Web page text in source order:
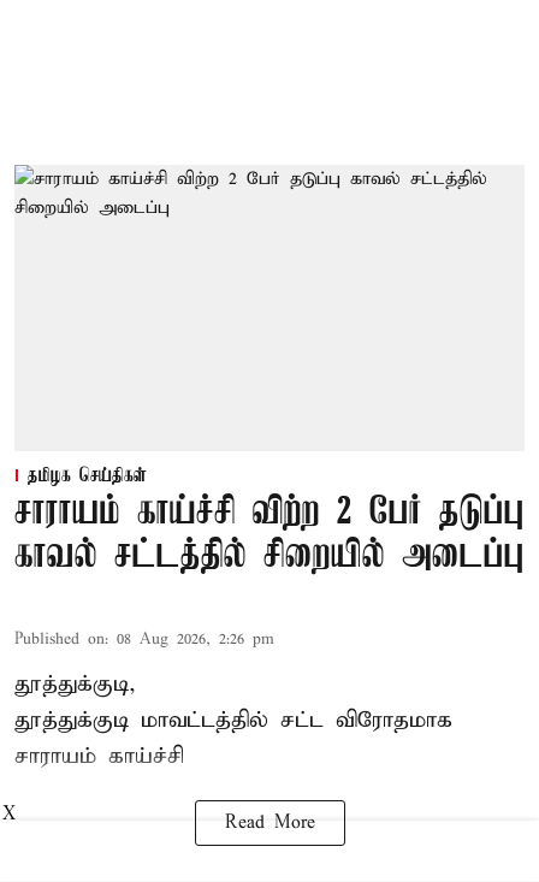
தமிழக செய்திகள்
சாராயம் காய்ச்சி விற்ற 2 பேர் தடுப்பு
காவல் சட்டத்தில் சிறையில் அடைப்பு
Published on: 08 Aug 2026, 2:26 pm
தூத்துக்குடி,
தூத்துக்குடி மாவட்டத்தில் சட்ட விரோதமாக
சாராயம் காய்ச்சி
Read More
X